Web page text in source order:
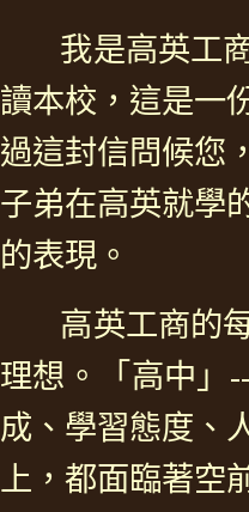
我是高英工商
讀本校，這是一
過這封信問候您
子弟在高英就學
的表現。
高英工商的每
理想。「高中」
成、學習態度、
上，都面臨著空